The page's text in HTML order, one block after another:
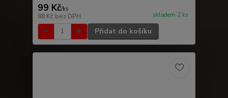
99 Kč/ks
88 Kč bez DPH skladem 2 ks
Přidat do košíku